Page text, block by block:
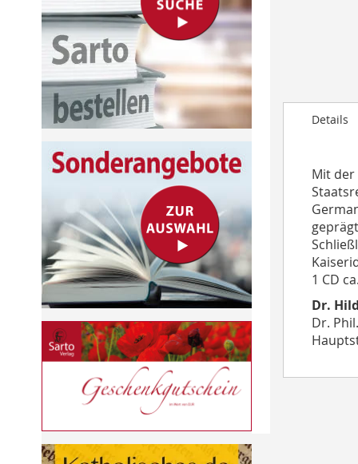
images
galleryDetails
Mit der
1 CD
Dr.
Dr.